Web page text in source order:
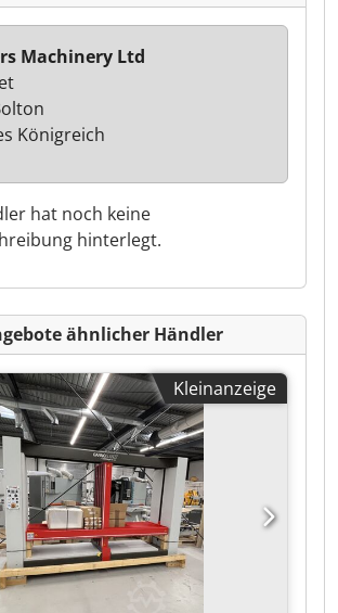
hat noch keine
hinterlegt.
Machinery Ltd
Königreich
ähnlicher Händler
Kleinanzeige